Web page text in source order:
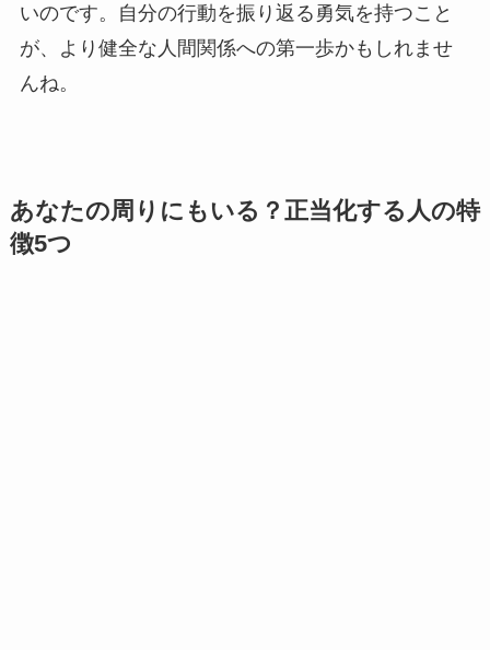
いのです。自分の行動を振り返る勇気を持つこと
が、より健全な人間関係への第一歩かもしれませ
んね。
あなたの周りにもいる？正当化する人の特
徴5つ